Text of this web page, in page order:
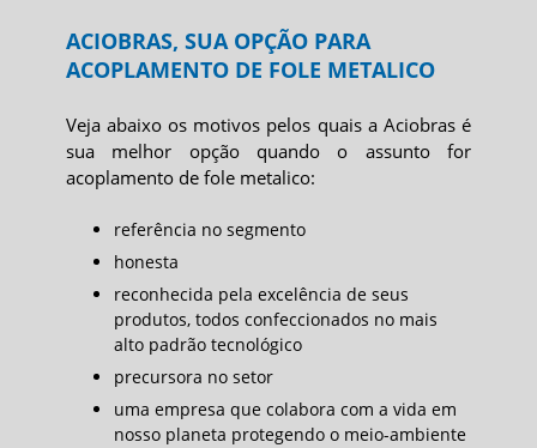
ACIOBRAS, SUA OPÇÃO PARA
ACOPLAMENTO DE FOLE METALICO
Veja abaixo os motivos pelos quais a Aciobras é
sua melhor opção quando o assunto for
acoplamento de fole metalico:
referência no segmento
honesta
reconhecida pela excelência de seus
produtos, todos confeccionados no mais
alto padrão tecnológico
precursora no setor
uma empresa que colabora com a vida em
nosso planeta protegendo o meio-ambiente